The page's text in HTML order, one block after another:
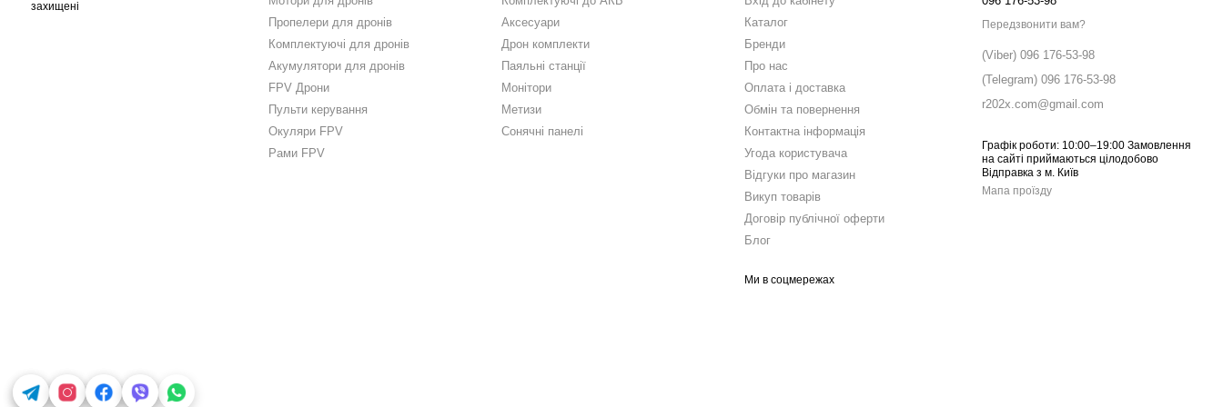
захищені
Пропелери для дронів
Комплектуючі для дронів
Акумулятори для дронів
FPV Дрони
Пульти керування
Окуляри FPV
Рами FPV
Аксесуари
Дрон комплекти
Паяльні станції
Монітори
Метизи
Сонячні панелі
Каталог
Бренди
Про нас
Оплата і доставка
Обмін та повернення
Контактна інформація
Угода користувача
Відгуки про магазин
Викуп товарів
Договір публічної оферти
Блог
Ми в соцмережах
Передзвонити вам?
(Viber) 096 176-53-98
(Telegram) 096 176-53-98
r202x.com@gmail.com
Графік роботи: 10:00–19:00 Замовлення
на сайті приймаються цілодобово
Відправка з м. Київ
Мапа проїзду